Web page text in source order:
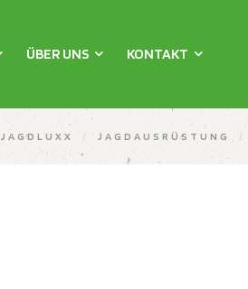
ÜBER UNS KONTAKT
JAGDLUXX / JAGDAUSRÜSTUNG /